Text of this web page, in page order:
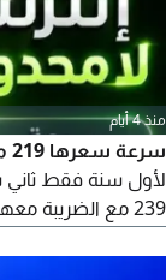
منذ 4 أيام
239 مع الضريبة